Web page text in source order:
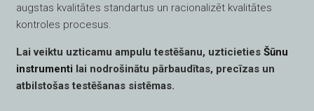
augstas kvalitātes standartus un racionalizēt kvalitātes
kontroles procesus.
Lai veiktu uzticamu ampulu testēšanu, uzticietiesŠūnu
instrumenti lai nodrošinātu pārbaudītas, precīzas un
atbilstošas testēšanas sistēmas.